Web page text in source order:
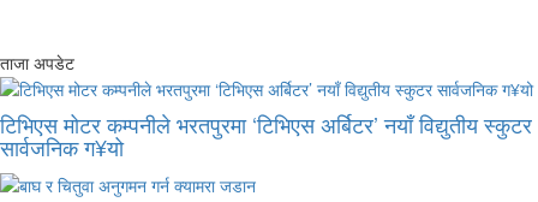
ताजा अपडेट
टिभिएस मोटर कम्पनीले भरतपुरमा ‘टिभिएस अर्बिटर’ नयाँ विद्युतीय स्कुटर
सार्वजनिक ग¥यो